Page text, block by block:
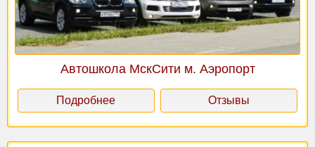
Автошкола МскСити м. Аэропорт
Подробнее Отзывы